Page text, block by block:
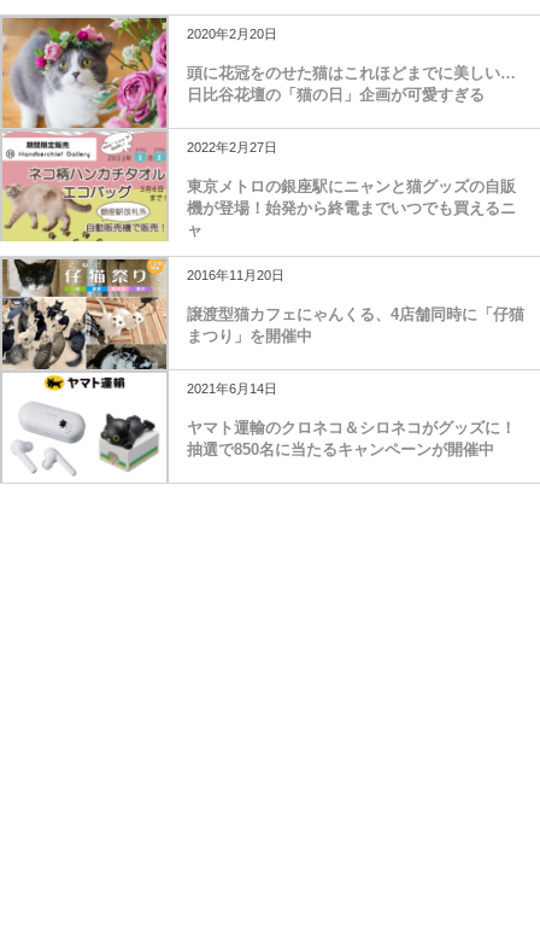
2020年2月20日
頭に花冠をのせた猫はこれほどまでに美しい…
日比谷花壇の「猫の日」企画が可愛すぎる
2022年2月27日
東京メトロの銀座駅にニャンと猫グッズの自販
機が登場！始発から終電までいつでも買えるニ
ャ
2016年11月20日
譲渡型猫カフェにゃんくる、4店舗同時に「仔猫
まつり」を開催中
2021年6月14日
ヤマト運輸のクロネコ＆シロネコがグッズに！
抽選で850名に当たるキャンペーンが開催中